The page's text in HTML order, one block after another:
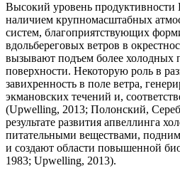
Высокий уровень
наличием крупномасштабных
систем, благоприятствующих
вдольбереговых ветров в
вызывают подъем более холодных
поверхности. Некоторую роль в
завихренность в поле ветра,
экмановских течений и,
(Upwelling, 2013; Полонский,
результате развития апвеллинга
питательными веществами,
и создают области повышенной
1983; Upwelling, 2013).